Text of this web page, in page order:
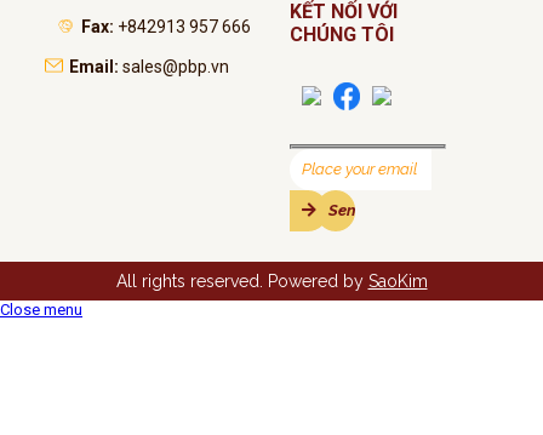
Fax: +842913 957 666
Email: sales@pbp.vn
KẾT NỐI VỚI
CHÚNG TÔI
All rights reserved. Powered by SaoKim
Close menu